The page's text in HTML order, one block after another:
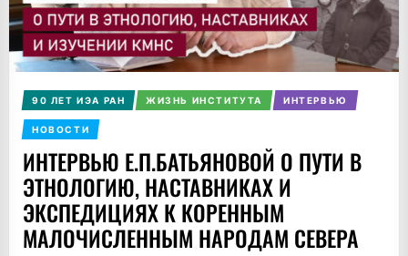
90 ЛЕТ ИЭА РАН ЖИЗНЬ ИНСТИТУТА ИНТЕРВЬЮ
НОВОСТИ
ИНТЕРВЬЮ Е.П.БАТЬЯНОВОЙ О ПУТИ В
ЭТНОЛОГИЮ, НАСТАВНИКАХ И
ЭКСПЕДИЦИЯХ К КОРЕННЫМ
МАЛОЧИСЛЕННЫМ НАРОДАМ СЕВЕРА